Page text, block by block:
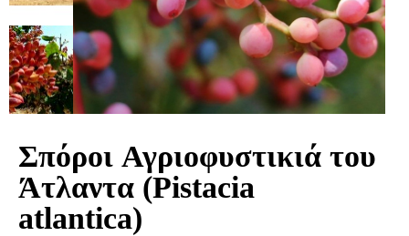
Σπόροι Αγριοφυστικιά του
Άτλαντα (Pistacia
atlantica)